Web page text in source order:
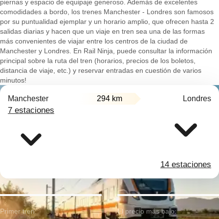
piernas y espacio de equipaje generoso. Además de excelentes
comodidades a bordo, los trenes Manchester - Londres son famosos
por su puntualidad ejemplar y un horario amplio, que ofrecen hasta 2
salidas diarias y hacen que un viaje en tren sea una de las formas
más convenientes de viajar entre los centros de la ciudad de
Manchester y Londres. En Rail Ninja, puede consultar la información
principal sobre la ruta del tren (horarios, precios de los boletos,
distancia de viaje, etc.) y reservar entradas en cuestión de varios
minutos!
Manchester 294 km Londres
7 estaciones
14 estaciones
Primer tren: El precio más bajo: